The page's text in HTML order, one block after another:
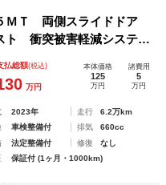
Ｔ 両側スライドドア
ト 衝突被害軽減システ
動格納ミラー 盗難防止
ＳＢ
払総額(税込)
万円
本体価格
125
万円
諸費用
5
万円
2023年 走行
6.2万km
車検整備付 排気
660cc
法定整備付 修復
なし
保証付 (1ヶ月・1000km)